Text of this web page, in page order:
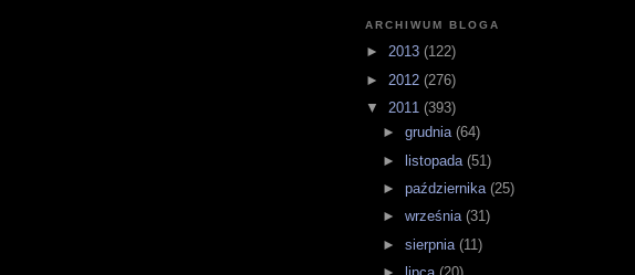
ARCHIWUM BLOGA
► 2013 (122)
► 2012 (276)
▼ 2011 (393)
►grudnia(64)
►listopada(51)
►października(25)
►września(31)
►sierpnia(11)